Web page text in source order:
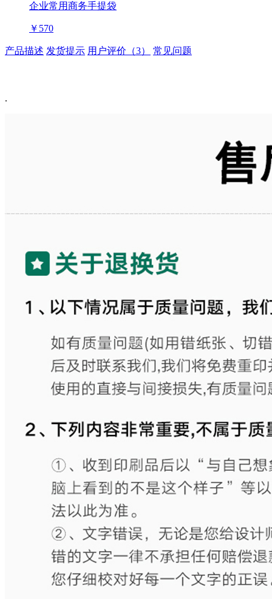
企业常用商务手提袋
￥570
产品描述 发货提示 用户评价（3） 常见问题
.